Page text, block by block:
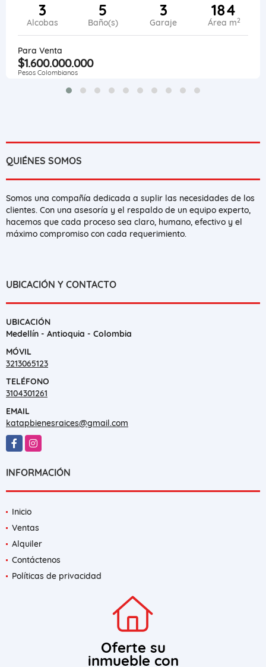
3
Alcobas
5
Baño(s)
3
Garaje
184
Área m2
Para Venta
$1.600.000.000
Pesos Colombianos
QUIÉNES SOMOS
Somos una compañía dedicada a suplir las necesidades de los
clientes. Con una asesoría y el respaldo de un equipo experto,
hacemos que cada proceso sea claro, humano, efectivo y el
máximo compromiso con cada requerimiento.
UBICACIÓN Y CONTACTO
UBICACIÓN
Medellín - Antioquia - Colombia
MÓVIL
3213065123
TELÉFONO
3104301261
EMAIL
katapbienesraices@gmail.com
FacebookInstagram
INFORMACIÓN
Inicio
Ventas
Alquiler
Contáctenos
Políticas de privacidad
Oferte su
inmueble con